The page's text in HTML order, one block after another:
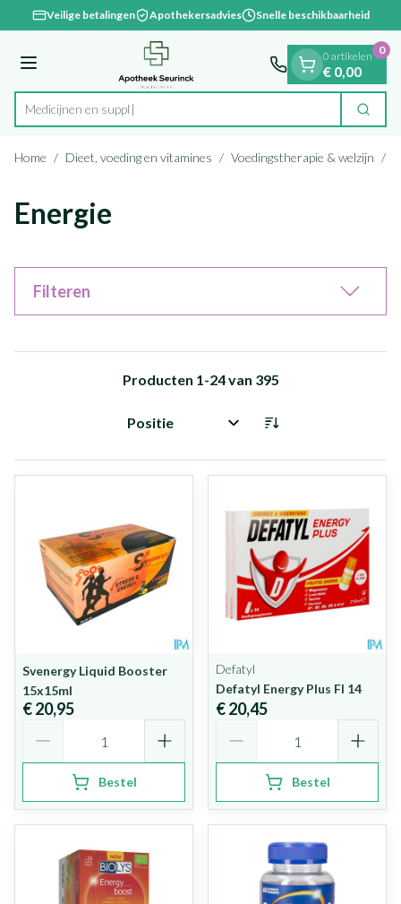
Ga naar de inhoud
1 van 1Veilige betalingen Apothekersadvies Snelle beschikbaarheid
Menu
Product, merk, categorie... Zoek
0 artikelen
€ 0,00
0
Home / Dieet, voeding en vitamines / Voedingstherapie & welzijn /
Energie
Filteren
Producten 1-24van 395
Sorteer op:
Svenergy Liquid Booster
15x15ml
€ 20,95
Bestel
Defatyl
Defatyl Energy Plus Fl 14
€ 20,45
Bestel